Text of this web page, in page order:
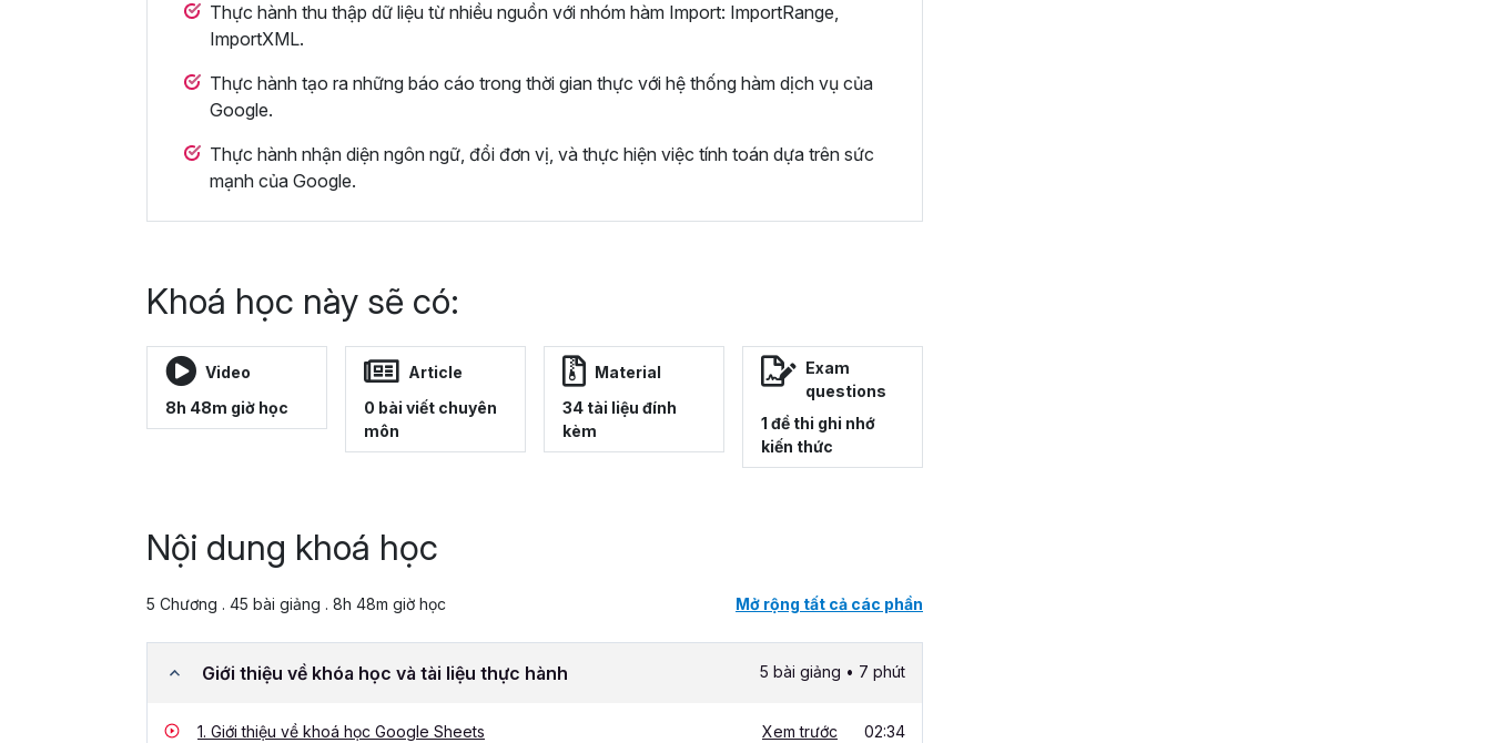
Thực hành thu thập dữ liệu từ nhiều nguồn với nhóm hàm Import: ImportRange,
ImportXML.
Thực hành tạo ra những báo cáo trong thời gian thực với hệ thống hàm dịch vụ của
Google.
Thực hành nhận diện ngôn ngữ, đổi đơn vị, và thực hiện việc tính toán dựa trên sức
mạnh của Google.
Khoá học này sẽ có:
Video
8h 48m giờ học
Article
0 bài viết chuyên
môn
Material
34 tài liệu đính
kèm
Exam
questions
1 đề thi ghi nhớ
kiến thức
Nội dung khoá học
5 Chương . 45 bài giảng . 8h 48m giờ học Mở rộng tất cả các phần
Giới thiệu về khóa học và tài liệu thực hành 5 bài giảng • 7 phút
1. Giới thiệu về khoá học Google Sheets Xem trước 02:34